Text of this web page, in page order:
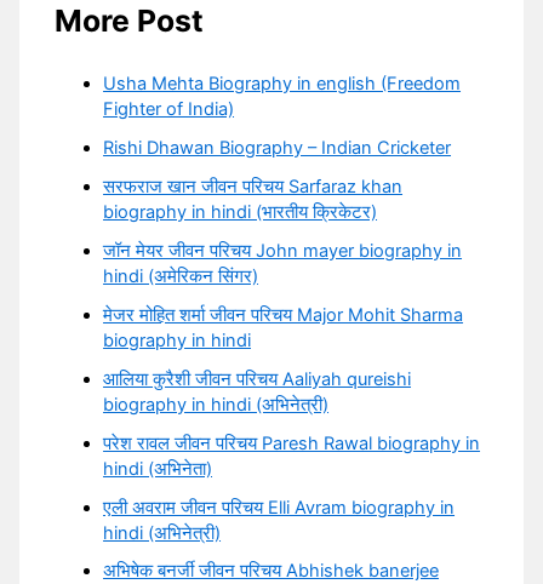
More Post
Usha Mehta Biography in english (Freedom
Fighter of India)
Rishi Dhawan Biography – Indian Cricketer
सरफराज खान जीवन परिचय Sarfaraz khan
biography in hindi (भारतीय क्रिकेटर)
जॉन मेयर जीवन परिचय John mayer biography in
hindi (अमेरिकन सिंगर)
मेजर मोहित शर्मा जीवन परिचय Major Mohit Sharma
biography in hindi
आलिया कुरैशी जीवन परिचय Aaliyah qureishi
biography in hindi (अभिनेत्री)
परेश रावल जीवन परिचय Paresh Rawal biography in
hindi (अभिनेता)
एली अवराम जीवन परिचय Elli Avram biography in
hindi (अभिनेत्री)
अभिषेक बनर्जी जीवन परिचय Abhishek banerjee